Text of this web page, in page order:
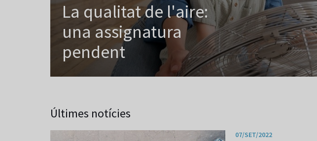
La qualitat de l'aire:
una assignatura
pendent
Últimes notícies
07/SET/2022